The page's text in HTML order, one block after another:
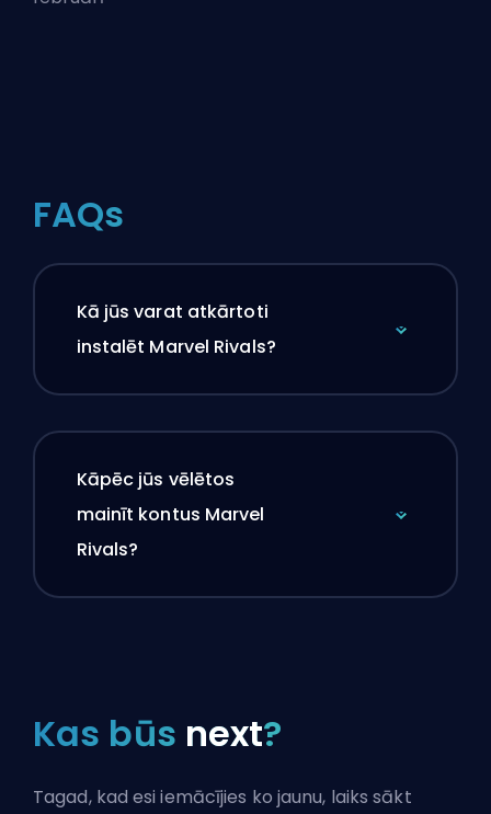
FAQs
Kā jūs varat atkārtoti
instalēt Marvel Rivals?
Kāpēc jūs vēlētos
mainīt kontus Marvel
Rivals?
Kas būs next?
Tagad, kad esi iemācījies ko jaunu, laiks sākt